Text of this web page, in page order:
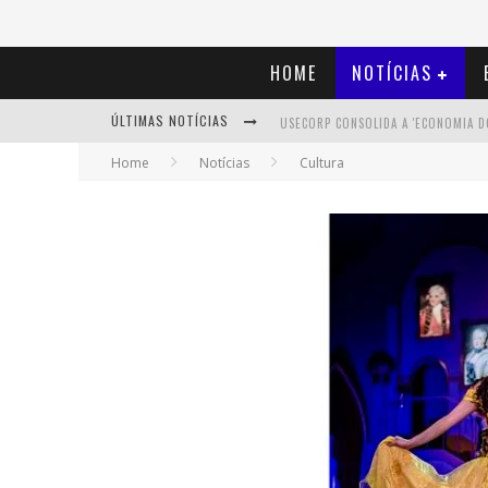
HOME NOTÍCIAS
ÚLTIMAS NOTÍCIAS
Home Notícias Cultura